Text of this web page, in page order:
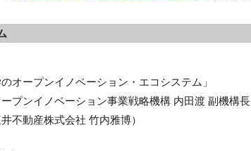
のオープンイノベーション・エコシステム」
プンイノベーション事業戦略機構 内田渡 副機構長
井不動産株式会社 竹内雅博）